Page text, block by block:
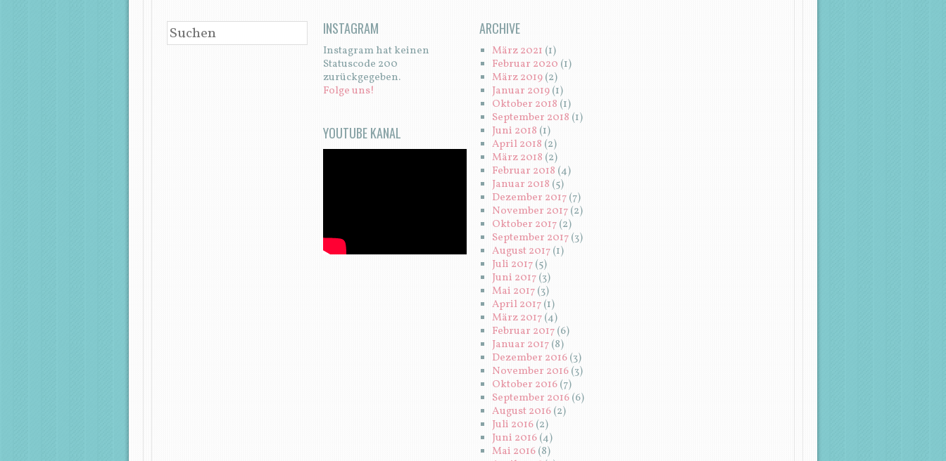
SUCHEN INSTAGRAM
Instagram hat keinen
Statuscode 200
zurückgegeben.
Folge uns!
YOUTUBE KANAL
ARCHIVE
März 2021 (1)
Februar 2020 (1)
März 2019(2)
Januar 2019(1)
Oktober 2018 (1)
September 2018 (1)
Juni 2018 (1)
April 2018 (2)
März 2018 (2)
Februar 2018 (4)
Januar 2018 (5)
Dezember 2017(7)
November 2017(2)
Oktober 2017(2)
September 2017(3)
August 2017(1)
Juli 2017(5)
Juni 2017(3)
Mai 2017(3)
April 2017(1)
März 2017(4)
Februar 2017(6)
Januar 2017(8)
Dezember 2016(3)
November 2016(3)
Oktober 2016(7)
September 2016(6)
August 2016(2)
Juli 2016(2)
Juni 2016(4)
Mai 2016(8)